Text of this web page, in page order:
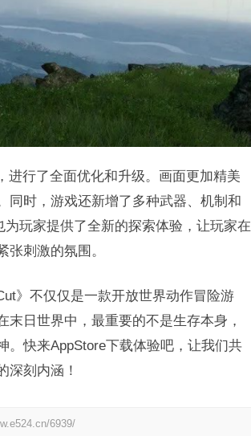
进行了全面优化和升级。画面更加精美
同时，游戏还新增了多种武器、机制和
玩家提供了全新的探索体验，让玩家在
刺激的氛围。
》不仅仅是一款开放世界动作冒险游
日世界中，最重要的不是生存本身，
。快来AppStore下载体验吧，让我们共
深刻内涵！
6939/